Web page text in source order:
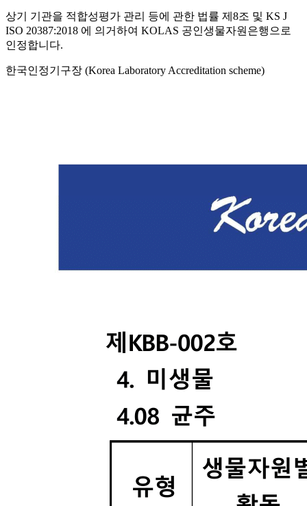
상기 기관을 적합성평가 관리 등에 관한 법률 제8조 및 KS J
ISO 20387:2018 에 의거하여 KOLAS 공인생물자원은행으로
인정합니다.
한국인정기구장 (Korea Laboratory Accreditation scheme)